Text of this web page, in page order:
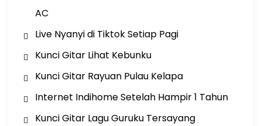
AC
Live Nyanyi di Tiktok Setiap Pagi
Kunci Gitar Lihat Kebunku
Kunci Gitar Rayuan Pulau Kelapa
Internet Indihome Setelah Hampir 1 Tahun
Kunci Gitar Lagu Guruku Tersayang